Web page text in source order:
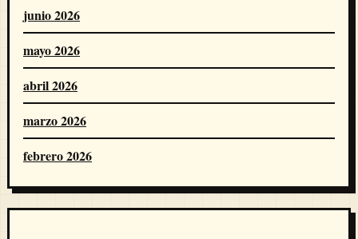
junio 2026
mayo 2026
abril 2026
marzo 2026
febrero 2026